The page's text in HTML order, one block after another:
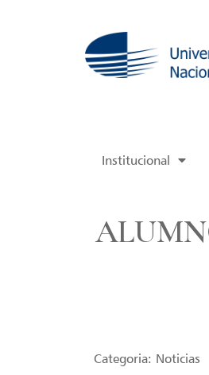
Institucional
Categoria: Noticias